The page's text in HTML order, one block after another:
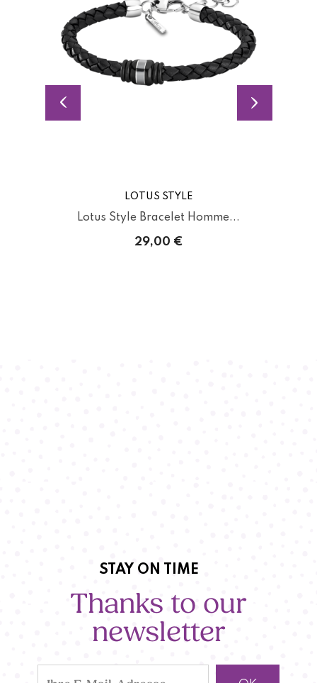
LOTUS STYLE
Lotus Style Bracelet Homme...
29,00 €
STAY ON TIME
Thanks to our
newsletter